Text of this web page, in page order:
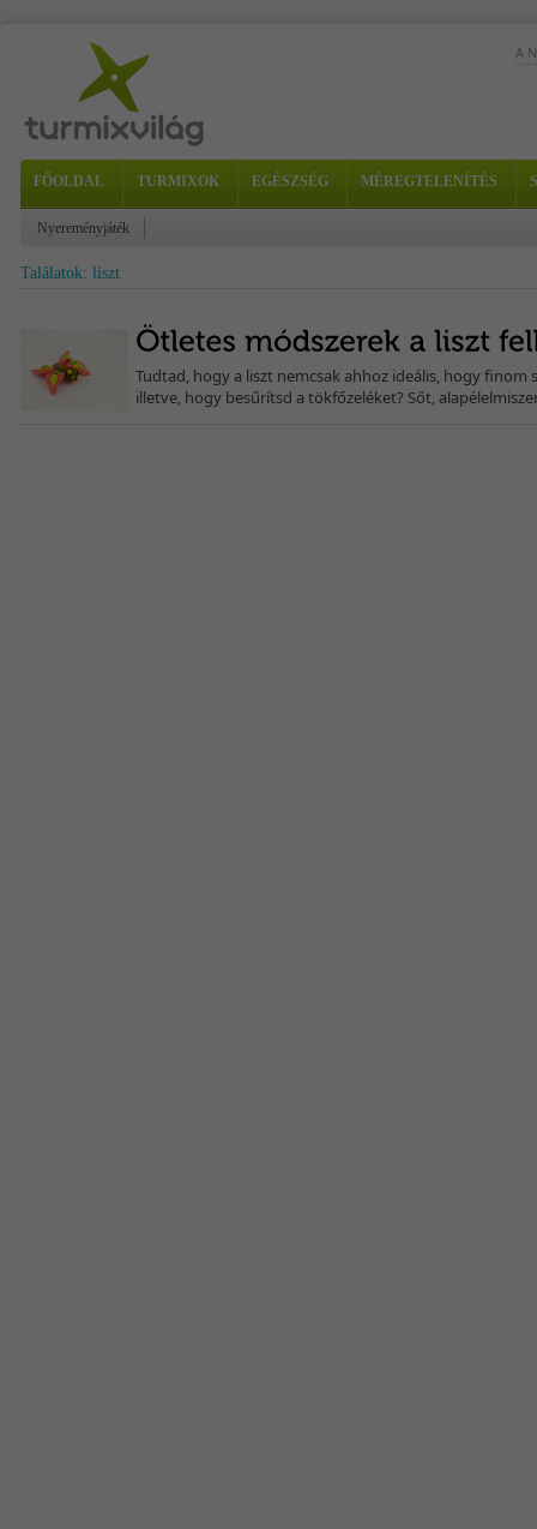
A
FŐOLDAL TURMIXOK EGÉSZSÉG MÉREGTELENÍTÉS
Nyereményjáték
Találatok: liszt
Tudtad, hogy a liszt nemcsak ahhoz ideális, hogy finom
illetve, hogy besűrítsd a tökfőzeléket? Sőt,